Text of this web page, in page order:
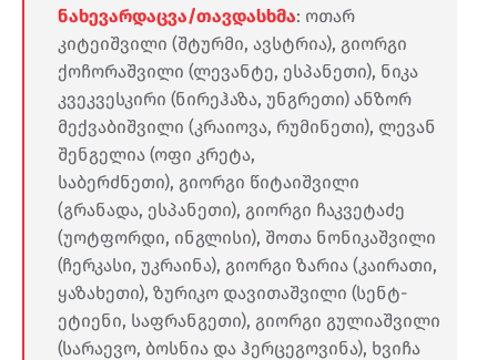
ნახევარდაცვა/თავდასხმა: ოთარ
კიტეიშვილი (შტურმი, ავსტრია), გიორგი
ქოჩორაშვილი (ლევანტე, ესპანეთი), ნიკა
კვეკვესკირი (ნირეჰაზა, უნგრეთი) ანზორ
მექვაბიშვილი (კრაიოვა, რუმინეთი), ლევან
შენგელია (ოფი კრეტა,
საბერძნეთი), გიორგი წიტაიშვილი
(გრანადა, ესპანეთი), გიორგი ჩაკვეტაძე
(უოტფორდი, ინგლისი), შოთა ნონიკაშვილი
(ჩერკასი, უკრაინა), გიორგი ზარია (კაირათი,
ყაზახეთი), ზურიკო დავითაშვილი (სენტ-
ეტიენი, საფრანგეთი), გიორგი გულიაშვილი
(სარაევო, ბოსნია და ჰერცეგოვინა), ხვიჩა